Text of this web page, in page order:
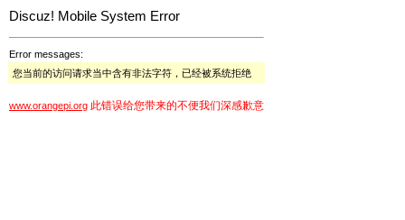
Discuz! Mobile System Error
Error messages:
您当前的访问请求当中含有非法字符，已经被系统拒绝
www.orangepi.org 此错误给您带来的不便我们深感歉意